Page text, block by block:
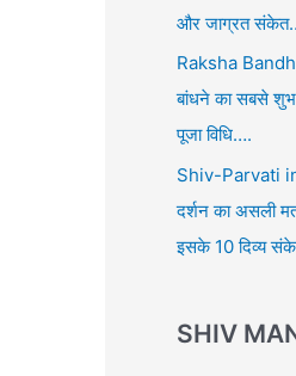
और जाग्रत
Raksha
बांधने का सबसे शुभ
पूजा विधि….
Shiv-Parvati in
दर्शन का असली
इसके 10 दिव्य
SHIV